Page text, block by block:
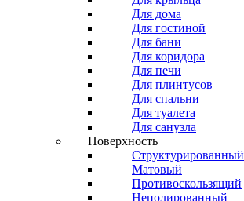
Для дома
Для гостиной
Для бани
Для коридора
Для печи
Для плинтусов
Для спальни
Для туалета
Для санузла
Поверхность
Структурированный
Матовый
Противоскользящий
Неполированный